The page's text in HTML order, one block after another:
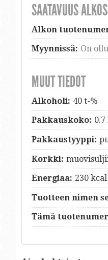
SAATAVUUS
Alkon
Myynnissä: On
MUUT TIEDOT
Alkoholi: 40 t-%
Pakkauskoko: 0.7
Pakkaustyyppi:
Korkki:
Energiaa: 230
Tuotteen nimen
Tämä